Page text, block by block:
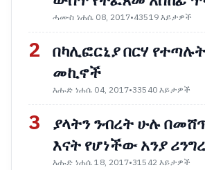
ሓሙስ ነሐሴ 08, 2017•43519 እይታዎች
2 በካሊፎርኒያ በርሃ
መኪኖች
እሑድ ነሐሴ 04, 2017•33540 እይታዎች
3
ያላትን ንብረት ሁሉ
እናት የሆነችው አንያ
እሑድ ነሐሴ 18, 2017•31542 እይታዎች